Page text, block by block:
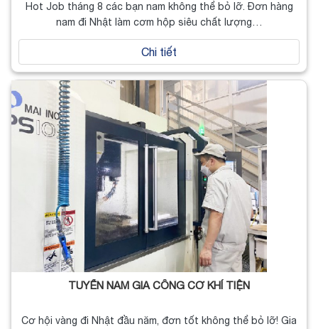
Hot Job tháng 8 các bạn nam không thể bỏ lỡ. Đơn hàng
nam đi Nhật làm cơm hộp siêu chất lượng…
Chi tiết
TUYỂN NAM GIA CÔNG CƠ KHÍ TIỆN
Cơ hội vàng đi Nhật đầu năm, đơn tốt không thể bỏ lỡ! Gia